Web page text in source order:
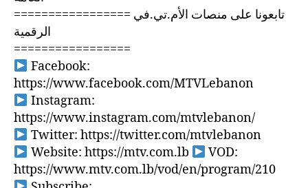
================= تابعونا على منصات الأم.تي.في
الرقمية
=================
Facebook:
https://www.facebook.com/MTVLebanon
Instagram:
https://www.instagram.com/mtvlebanon/
Twitter: https://twitter.com/mtvlebanon
Website: https://mtv.com.lb
VOD:
https://www.mtv.com.lb/vod/en/program/210